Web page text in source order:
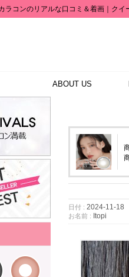
ラコンのリアルな口コミ＆着画｜クイ
ABOUT US
日付 : 2024-11-18
お名前 : Itopi